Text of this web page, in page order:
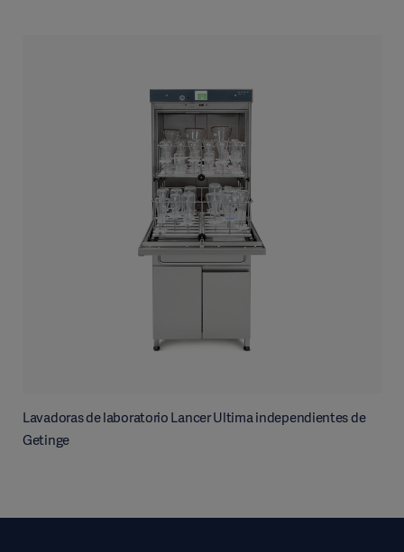
Lavadoras de laboratorio Lancer Ultima independientes de
Getinge